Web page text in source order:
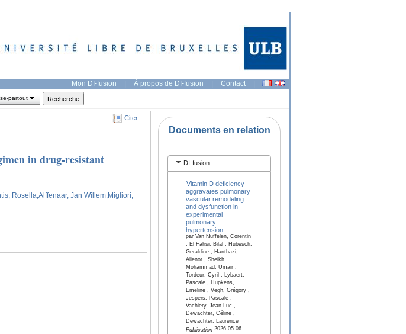
Mon DI-fusion | À propos de DI-fusion | Contact |
partout
Citer
in drug-resistant
Rosella;Alffenaar, Jan Willem;Migliori,
Documents en relation
DI-fusion
Vitamin D deficiency
aggravates pulmonary
vascular remodeling
and dysfunction in
experimental
pulmonary
hypertension
par Van Nuffelen, Corentin
, El Fahsi, Bilal , Hubesch,
Geraldine , Hanthazi,
Alienor , Sheikh
Mohammad, Umair ,
Tordeur, Cyril , Lybaert,
Pascale , Hupkens,
Emeline , Vegh, Grégory ,
Jespers, Pascale ,
Vachiery, Jean-Luc ,
Dewachter, Céline ,
Dewachter, Laurence
Publication2026-05-06